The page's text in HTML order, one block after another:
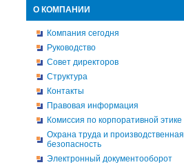
О КОМПАНИИ
Компания сегодня
Руководство
Совет директоров
Структура
Контакты
Правовая информация
Комиссия по корпоративной этике
Охрана труда и производственная
безопасность
Электронный документооборот